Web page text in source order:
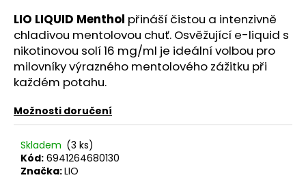
hvězdiček.
LIO LIQUID Menthol přináší čistou a intenzivně
chladivou mentolovou chuť. Osvěžující e-liquid s
nikotinovou solí 16 mg/ml je ideální volbou pro
milovníky výrazného mentolového zážitku při
každém potahu.
Možnosti doručení
Skladem (3 ks)
Kód: 6941264680130
Značka:LIO
HLEDAT
D
p
o
u
č